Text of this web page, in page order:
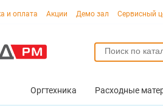
и оплата Акции Демо зал Сервисный
Оргтехника Расходные